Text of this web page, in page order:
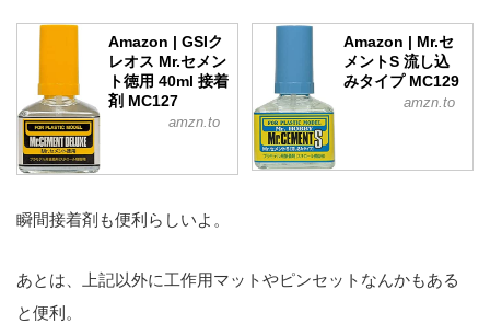
Amazon | GSIク
レオス Mr.セメン
ト徳用 40ml 接着
剤 MC127
amzn.to
Amazon | Mr.セ
メントS 流し込
みタイプ MC129
amzn.to
瞬間接着剤も便利らしいよ。
あとは、上記以外に工作用マットやピンセットなんかもある
と便利。